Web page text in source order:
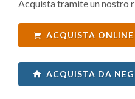
Acquista tramite un nostro
ACQUISTA
ACQUISTA DA